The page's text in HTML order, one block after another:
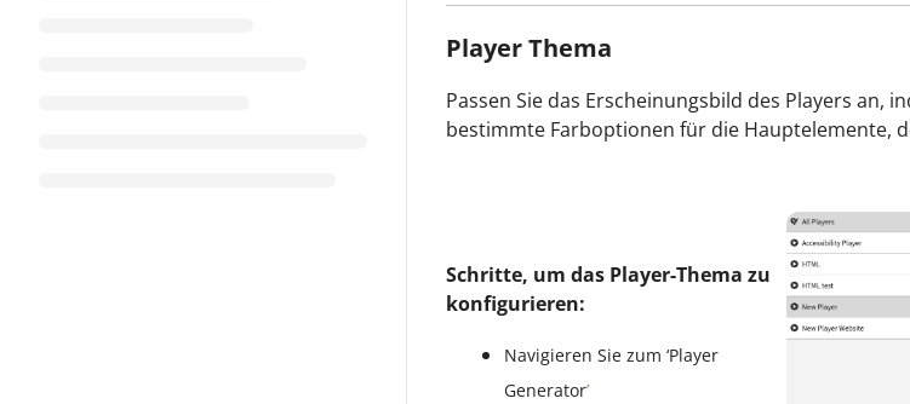
Player Thema
Passen Sie das Erscheinungsbild des Players an,
bestimmte Farboptionen für die Hauptelemente,
Schritte, um das Player-Thema zu
konfigurieren:
Navigieren Sie zum ‘Player
Generator’